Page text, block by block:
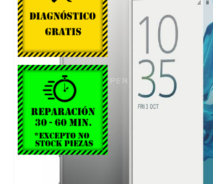
de
la
galería
de
imágenes